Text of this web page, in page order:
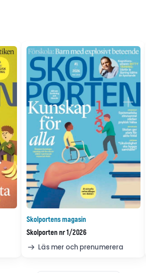
Skolportens magasin
Skolporten nr 1/2026
Läs mer och prenumerera